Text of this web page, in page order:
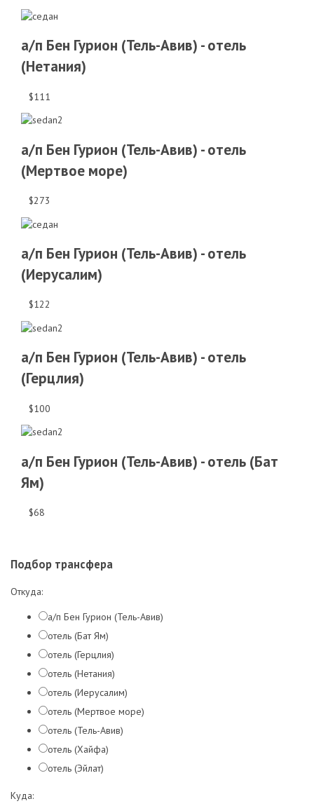
а/п Бен Гурион (Тель-Авив) - отель
(Нетания)
$111
а/п Бен Гурион (Тель-Авив) - отель
(Мертвое море)
$273
а/п Бен Гурион (Тель-Авив) - отель
(Иерусалим)
$122
а/п Бен Гурион (Тель-Авив) - отель
(Герцлия)
$100
а/п Бен Гурион (Тель-Авив) - отель (Бат
Ям)
$68
Подбор трансфера
Откуда:
а/п Бен Гурион (Тель-Авив)
отель (Бат Ям)
отель (Герцлия)
отель (Нетания)
отель (Иерусалим)
отель (Мертвое море)
отель (Тель-Авив)
отель (Хайфа)
отель (Эйлат)
Куда: